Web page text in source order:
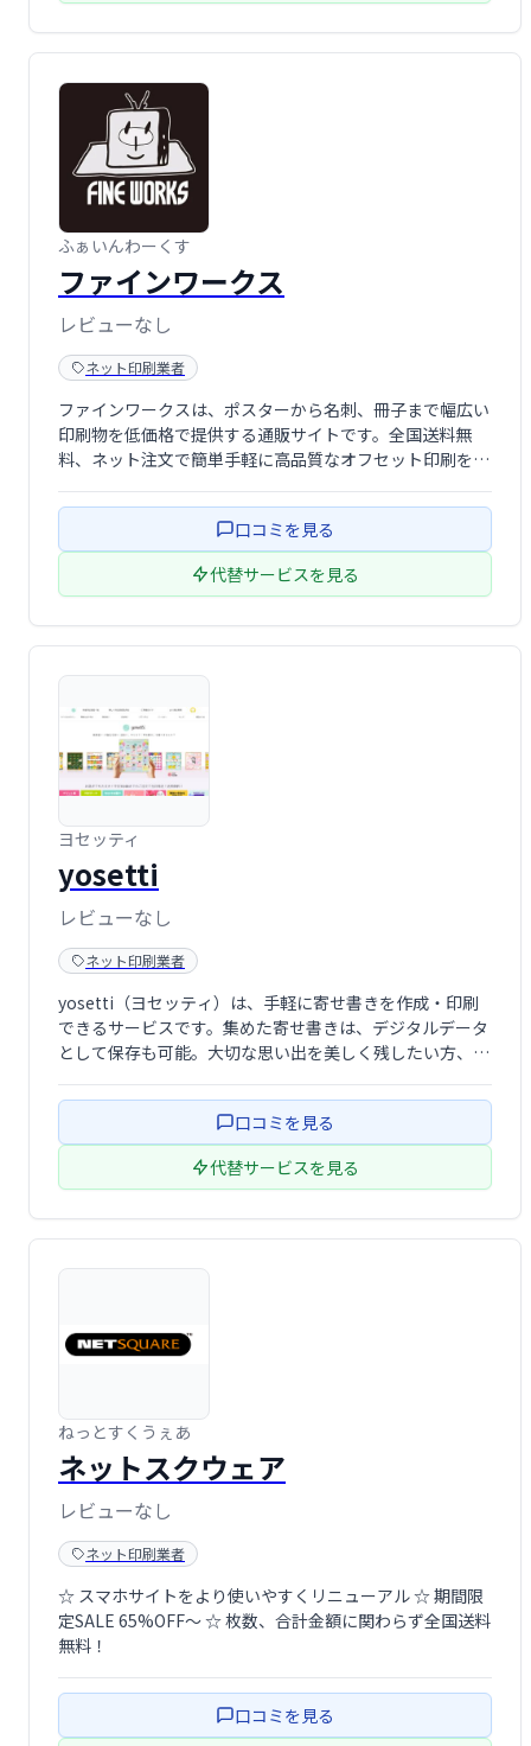
ふぁいんわーくす
ファインワークス
レビューなし
ネット印刷業者
ファインワークスは、ポスターから名刺、冊子まで幅広い
印刷物を低価格で提供する通販サイトです。全国送料無
料、ネット注文で簡単手軽に高品質なオフセット印刷をご
刷、製本も承ります。迅速かつスムーズなサービスで、お
客様の印刷ニーズにお応えします。
口コミを見る
代替サービスを見る
ヨセッティ
yosetti
レビューなし
ネット印刷業者
yosetti（ヨセッティ）は、手軽に寄せ書きを作成・印刷
できるサービスです。集めた寄せ書きは、デジタルデータ
として保存も可能。大切な思い出を美しく残したい方、特
思い出を形に残せる、新しい寄せ書き体験を提供します。
口コミを見る
代替サービスを見る
ねっとすくうぇあ
ネットスクウェア
レビューなし
ネット印刷業者
☆ スマホサイトをより使いやすくリニューアル ☆ 期間限
定SALE 65%OFF～ ☆ 枚数、合計金額に関わらず全国送料
無料！
口コミを見る